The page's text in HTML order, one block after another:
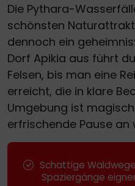
Die Pythara-
schönsten
dennoch ein
Dorf Apikia aus führt
Felsen, bis man eine
erreicht, die in klare
Umgebung ist
erfrischende Pause
Schattige
Spaziergänge